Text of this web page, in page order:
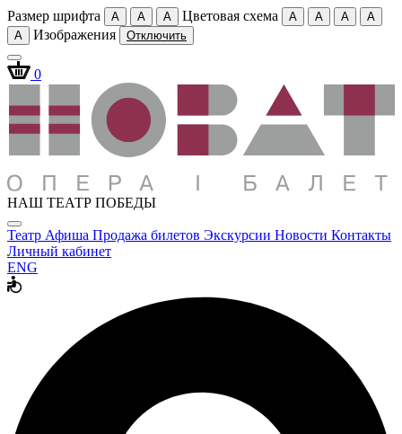
Размер шрифта A A A Цветовая схема A A A
A
A
Изображения Отключить
0
НАШ ТЕАТР ПОБЕДЫ
Театр Афиша Продажа билетов Экскурсии Новости Контакты
Личный кабинет
ENG